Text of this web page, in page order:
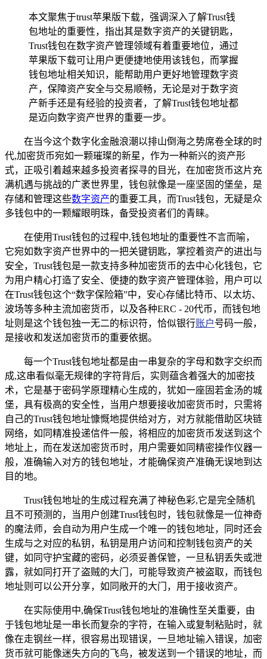
本文聚焦于trust苹果版下载，强调深入了解Trust钱
包地址的重要性，指出其是数字资产的关键钥匙，
Trust钱包在数字资产管理领域有着重要地位，通过
苹果版下载可让用户更便捷地使用该钱包，而掌握
钱包地址相关知识，能帮助用户更好地管理数字资
产，保障资产安全与交易顺畅，无论是对于数字资
产新手还是有经验的投资者，了解Trust钱包地址都
是迈向数字资产世界的重要一步。
在当今这个数字化金融浪潮以排山倒海之势席卷全球的时
代,加密货币宛如一颗璀璨的新星，作为一种新兴的资产形
式，正吸引着越来越多投资者探寻的目光，在加密货币这片充
满机遇与挑战的广袤世界里，钱包就像是一座坚固的堡垒，是
存储和管理这些数字资产的重要工具，而Trust钱包，无疑是众
多钱包中的一颗耀眼明珠，备受投资者们的青睐。
在使用Trust钱包的过程中,钱包地址的重要性不言而喻，
它宛如数字资产世界中的一把关键钥匙，掌控着资产的进出与
安全，Trust钱包是一款支持多种加密货币的去中心化钱包，它
为用户精心打造了安全、便捷的数字资产管理体验，用户可以
在Trust钱包这个“数字保险箱”中，安心存储比特币、以太坊、
波场等多种主流加密货币，以及各种ERC - 20代币，而钱包地
址则是这个钱包独一无二的标识符，恰似银行账户号码一般，
是接收和发送加密货币的重要依据。
每一个Trust钱包地址都是由一串复杂的字母和数字交织而
成,这串看似毫无规律的字符背后，实则蕴含着强大的加密技
术，它是基于密码学原理精心生成的，犹如一座固若金汤的城
堡，具有极高的安全性，当用户想要接收加密货币时，只需将
自己的Trust钱包地址慷慨地提供给对方，对方就能借助区块链
网络，如同精准投递信件一般，将相应的加密货币发送到这个
地址上，而在发送加密货币时，用户需要如同精密操作仪器一
般，准确输入对方的钱包地址，才能确保资产准确无误地到达
目的地。
Trust钱包地址的生成过程充满了神秘色彩,它是完全随机
且不可预测的，当用户创建Trust钱包时，钱包就像是一位神奇
的魔法师，会自动为用户生成一个唯一的钱包地址，同时还会
生成与之对应的私钥，私钥是用户访问和控制钱包资产的关
键，如同守护宝藏的密码，必须妥善保管，一旦私钥丢失或泄
露，就如同打开了盗贼的大门，可能导致资产被盗取，而钱包
地址则可以公开分享，如同敞开的大门，用于接收资产。
在实际使用中,确保Trust钱包地址的准确性至关重要，由
于钱包地址是一串长而复杂的字符，在输入或复制粘贴时，就
像在走钢丝一样，很容易出现错误，一旦地址输入错误，加密
货币就可能像迷失方向的飞鸟，被发送到一个错误的地址，而